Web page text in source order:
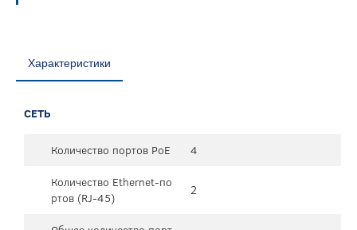
Характеристики
СЕТЬ
Количество портов PoE
4
Количество Ethernet-по
ртов (RJ-45)
2